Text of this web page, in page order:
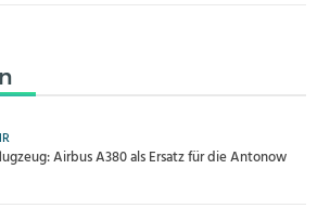
Airbus A380 als Ersatz für die Antonow